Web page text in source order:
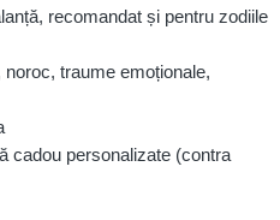
recomandat și pentru zodiile
noroc, traume emoționale,
cadou personalizate (contra